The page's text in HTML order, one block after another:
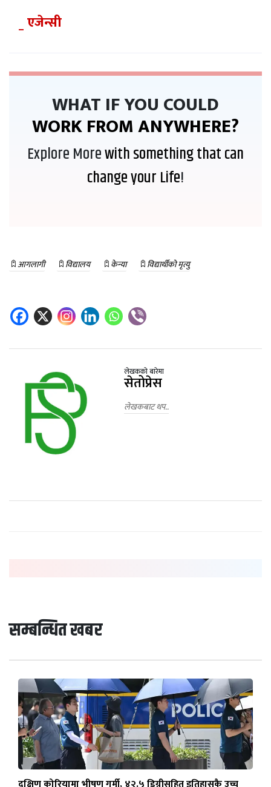
किलो
फोहोरको
दर
_ एजेन्सी
WHAT IF YOU COULD
WORK FROM ANYWHERE?
Explore Morewith something that can
change your Life!
आगलागी विद्यालय केन्या विद्यार्थीको मृत्यु
लेखकको बारेमा
सेतोप्रेस
लेखकबाट थप..
सम्बन्धित खबर